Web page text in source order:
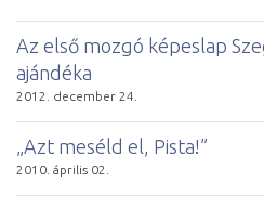
Az első mozgó képeslap
ajándéka
2012. december 24.
„Azt meséld el, Pista!”
2010. április 02.